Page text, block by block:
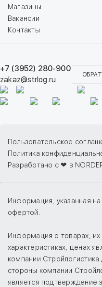
Магазины
Вакансии
Контакты
+7 (3952) 280-900
zakaz@strlog.ru
Пользовательское
Политика
Разработано с ❤ в
Информация, указанная
офертой.
Информация о товарах, их
характеристиках, ценах
компании
стороны компании
является подтверждение